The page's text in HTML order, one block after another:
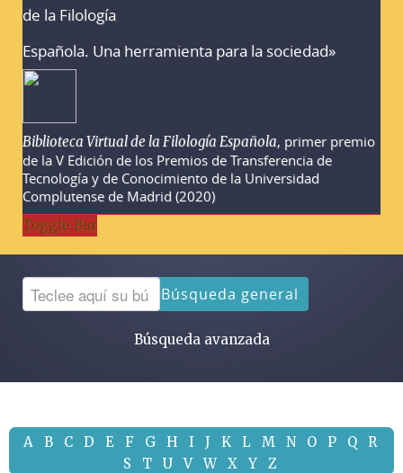
de la Filología
Española. Una herramienta para la sociedad»
Biblioteca Virtual de la Filología Española, primer premio
de la V Edición de los Premios de Transferencia de
Tecnología y de Conocimiento de la Universidad
Complutense de Madrid (2020)
Toggle Bar
Búsqueda general
Búsqueda avanzada
A B C D E F G H I J K L M N O P Q
R
S
T U V W X Y Z